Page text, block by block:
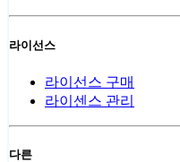
라이선스
라이선스 구매
라이센스 관리
다른